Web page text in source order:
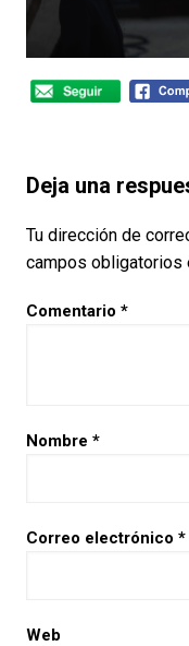
Navegación
entradas
Deja una
Tu dirección de
campos obligatorios
Comentario *
Nombre *
Correo electrónico *
Web